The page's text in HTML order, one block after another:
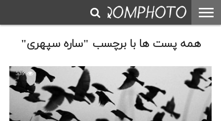
همه پست ها با برچسب "ساره سپهری"
539